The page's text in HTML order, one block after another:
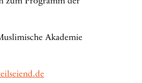
Akademie